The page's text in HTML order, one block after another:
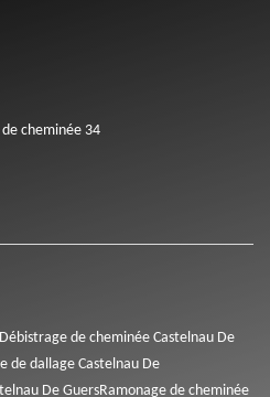
cheminée 34
Débistrage de cheminée Castelnau De
de dallage Castelnau De
De GuersRamonage de cheminée